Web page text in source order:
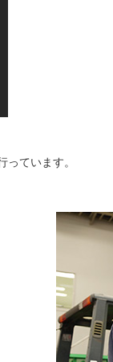
ています。